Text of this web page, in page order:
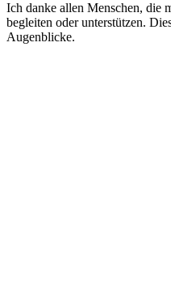
Ich danke allen Menschen, die
begleiten oder unterstützen.
Augenblicke.